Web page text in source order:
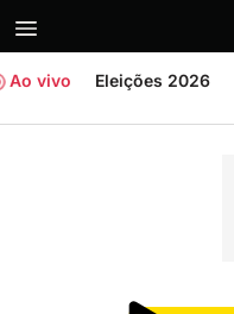
Ao vivo Eleições 2026